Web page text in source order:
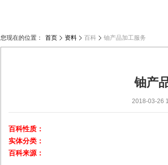
您现在的位置： 首页 资料 百科 铀产品加工服务
铀产
2018-03-26
百科性质：
实体分类：
百科来源：